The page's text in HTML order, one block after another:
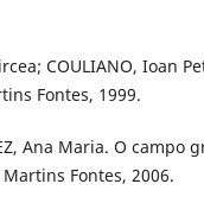
COULIANO, Ioan
Fontes, 1999.
Ana Maria. O
Martins Fontes, 2006.